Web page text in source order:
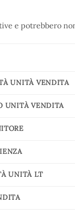
e potrebbero
UNITÀ VENDITA
UNITÀ VENDITA
UNITÀ LT